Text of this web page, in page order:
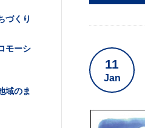
づくり
モーシ
域のま
11
Jan